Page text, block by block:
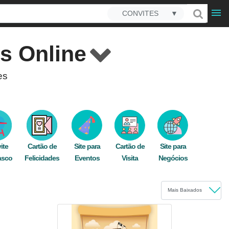
CONVITES ▼
Online
editor online sempre pronto, qualquer
como é fácil gerenciar aconfirmação
imprima e espalhe felicidade entre seus
Cartão de
Felicidades
Site para
Eventos
Cartão de
Visita
Site para
Negócios